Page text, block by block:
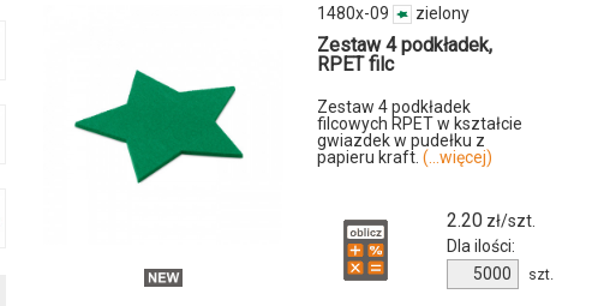
1480x-09 zielony
Zestaw 4 podkładek,
RPET filc
Zestaw 4 podkładek
filcowych RPET w kształcie
gwiazdek w pudełku z
papieru kraft. (...więcej)
2.20 zł/szt.
Dla ilości:
Ilość
produktu
szt.